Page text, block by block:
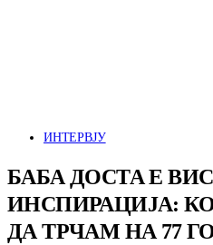
ИНТЕРВЈУ
БАБА ДОСТА Е
ИНСПИРАЦИЈА:
ДА ТРЧАМ НА 77